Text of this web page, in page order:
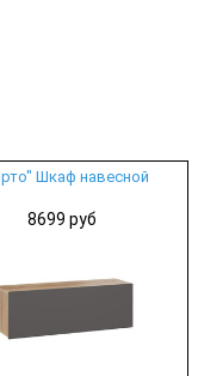
Шкаф навесной
8699 руб